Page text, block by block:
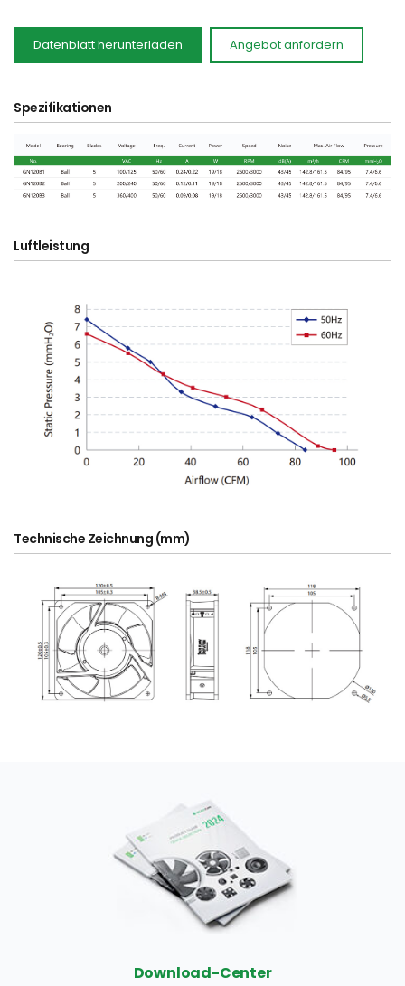
Datenblatt herunterladen Angebot anfordern
Spezifikationen
Luftleistung
Technische Zeichnung (mm)
Download-Center